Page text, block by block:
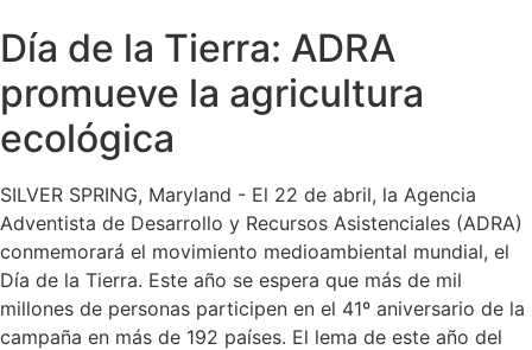
Día de la Tierra: ADRA
promueve la agricultura
ecológica
SILVER SPRING, Maryland - El 22 de abril, la Agencia
Adventista de Desarrollo y Recursos Asistenciales (ADRA)
conmemorará el movimiento medioambiental mundial, el
Día de la Tierra. Este año se espera que más de mil
millones de personas participen en el 41º aniversario de la
campaña en más de 192 países. El lema de este año del